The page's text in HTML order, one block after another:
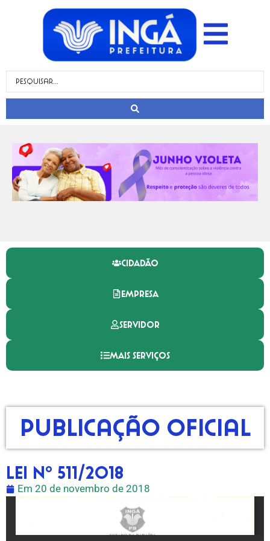
CIDADÃO
EMPRESA
SERVIDOR
MAIS SERVIÇOS
Publicação Oficial
Lei nº 511/2018
Em 20 de novembro de 2018